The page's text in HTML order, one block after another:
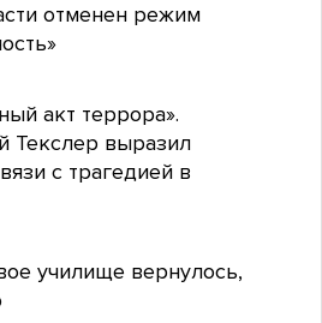
отменен режим
акт террора».
Текслер выразил
с трагедией в
училище вернулось,